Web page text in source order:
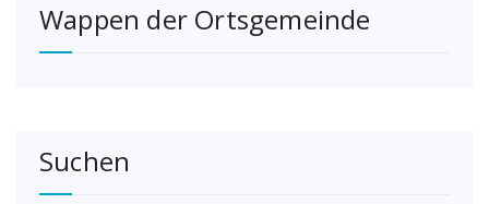
Wappen der Ortsgemeinde
Suchen